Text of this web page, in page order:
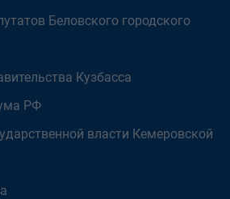
Беловского городского
Кузбасса
РФ
власти Кемеровской